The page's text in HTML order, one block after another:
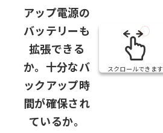
アップ電源の
バッテリーも
拡張できる
か。十分なバ
ックアップ時
間が確保され
ているか。
○
スクロールできます